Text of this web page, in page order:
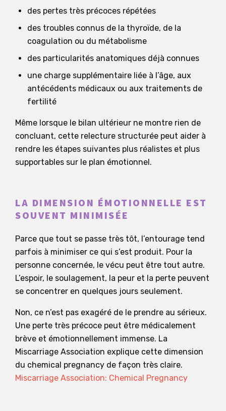
des pertes très précoces répétées
des troubles connus de la thyroïde, de la
coagulation ou du métabolisme
des particularités anatomiques déjà connues
une charge supplémentaire liée à l’âge, aux
antécédents médicaux ou aux traitements de
fertilité
Même lorsque le bilan ultérieur ne montre rien de
concluant, cette relecture structurée peut aider à
rendre les étapes suivantes plus réalistes et plus
supportables sur le plan émotionnel.
LA DIMENSION ÉMOTIONNELLE EST
SOUVENT MINIMISÉE
Parce que tout se passe très tôt, l’entourage tend
parfois à minimiser ce qui s’est produit. Pour la
personne concernée, le vécu peut être tout autre.
L’espoir, le soulagement, la peur et la perte peuvent
se concentrer en quelques jours seulement.
Non, ce n’est pas exagéré de le prendre au sérieux.
Une perte très précoce peut être médicalement
brève et émotionnellement immense. La
Miscarriage Association explique cette dimension
du chemical pregnancy de façon très claire.
Miscarriage Association: Chemical Pregnancy